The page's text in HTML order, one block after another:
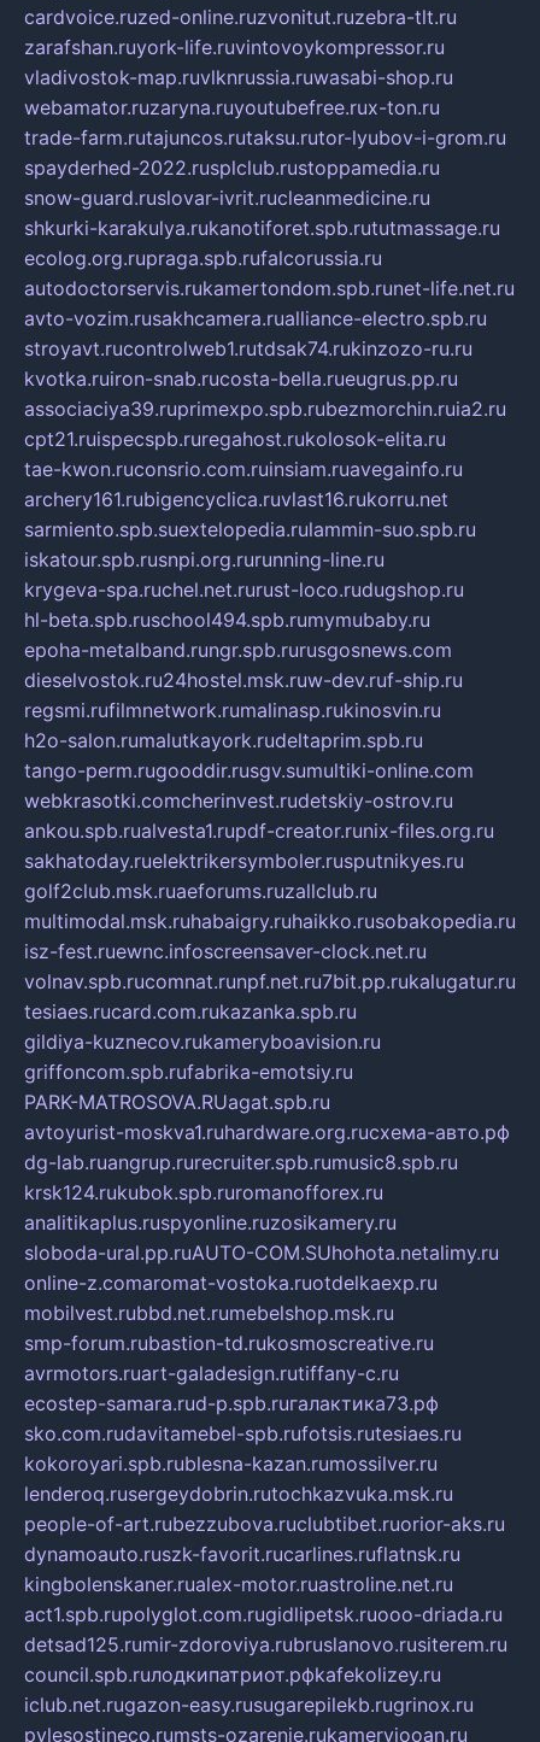
cardvoice.ruzed-online.ruzvonitut.ruzebra-tlt.ru
zarafshan.ruyork-life.ruvintovoykompressor.ru
vladivostok-map.ruvlknrussia.ruwasabi-shop.ru
webamator.ruzaryna.ruyoutubefree.rux-ton.ru
trade-farm.rutajuncos.rutaksu.rutor-lyubov-i-grom.ru
spayderhed-2022.rusplclub.rustoppamedia.ru
snow-guard.ruslovar-ivrit.rucleanmedicine.ru
shkurki-karakulya.rukanotiforet.spb.rututmassage.ru
ecolog.org.rupraga.spb.rufalcorussia.ru
autodoctorservis.rukamertondom.spb.runet-life.net.ru
avto-vozim.rusakhcamera.rualliance-electro.spb.ru
stroyavt.rucontrolweb1.rutdsak74.rukinzozo-ru.ru
kvotka.ruiron-snab.rucosta-bella.rueugrus.pp.ru
associaciya39.ruprimexpo.spb.rubezmorchin.ruia2.ru
cpt21.ruispecspb.ruregahost.rukolosok-elita.ru
tae-kwon.ruconsrio.com.ruinsiam.ruavegainfo.ru
archery161.rubigencyclica.ruvlast16.rukorru.net
sarmiento.spb.suextelopedia.rulammin-suo.spb.ru
iskatour.spb.rusnpi.org.rurunning-line.ru
krygeva-spa.ruchel.net.rurust-loco.rudugshop.ru
hl-beta.spb.ruschool494.spb.rumymubaby.ru
epoha-metalband.rungr.spb.rurusgosnews.com
dieselvostok.ru24hostel.msk.ruw-dev.ruf-ship.ru
regsmi.rufilmnetwork.rumalinasp.rukinosvin.ru
h2o-salon.rumalutkayork.rudeltaprim.spb.ru
tango-perm.rugooddir.rusgv.sumultiki-online.com
webkrasotki.comcherinvest.rudetskiy-ostrov.ru
ankou.spb.rualvesta1.rupdf-creator.runix-files.org.ru
sakhatoday.ruelektrikersymboler.rusputnikyes.ru
golf2club.msk.ruaeforums.ruzallclub.ru
multimodal.msk.ruhabaigry.ruhaikko.rusobakopedia.ru
isz-fest.ruewnc.infoscreensaver-clock.net.ru
volnav.spb.rucomnat.runpf.net.ru7bit.pp.rukalugatur.ru
tesiaes.rucard.com.rukazanka.spb.ru
gildiya-kuznecov.rukameryboavision.ru
griffoncom.spb.rufabrika-emotsiy.ru
PARK-MATROSOVA.RUagat.spb.ru
avtoyurist-moskva1.ruhardware.org.ruсхема-авто.рф
dg-lab.ruangrup.rurecruiter.spb.rumusic8.spb.ru
krsk124.rukubok.spb.ruromanofforex.ru
analitikaplus.ruspyonline.ruzosikamery.ru
sloboda-ural.pp.ruAUTO-COM.SUhohota.netalimy.ru
online-z.comaromat-vostoka.ruotdelkaexp.ru
mobilvest.rubbd.net.rumebelshop.msk.ru
smp-forum.rubastion-td.rukosmoscreative.ru
avrmotors.ruart-galadesign.rutiffany-c.ru
ecostep-samara.rud-p.spb.ruгалактика73.рф
sko.com.rudavitamebel-spb.rufotsis.rutesiaes.ru
kokoroyari.spb.rublesna-kazan.rumossilver.ru
lenderoq.rusergeydobrin.rutochkazvuka.msk.ru
people-of-art.rubezzubova.ruclubtibet.ruorior-aks.ru
dynamoauto.ruszk-favorit.rucarlines.ruflatnsk.ru
kingbolenskaner.rualex-motor.ruastroline.net.ru
act1.spb.rupolyglot.com.rugidlipetsk.ruooo-driada.ru
detsad125.rumir-zdoroviya.rubruslanovo.rusiterem.ru
council.spb.ruлодкипатриот.рфkafekolizey.ru
iclub.net.rugazon-easy.rusugarepilekb.rugrinox.ru
pylesostineco.rumsts-ozarenie.rukameryjooan.ru